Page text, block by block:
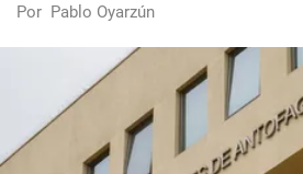
Por Pablo Oyarzún